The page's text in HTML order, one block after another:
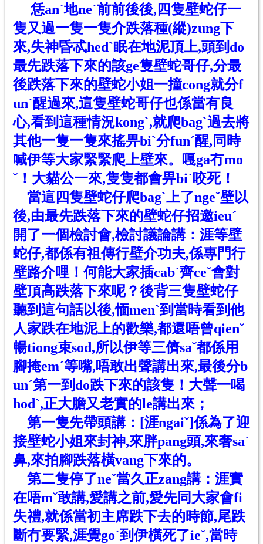
恁anˋ地neˊ前前後後,四隻壁蛇仔一
隻又過一隻一隻介跌落種(縱)zung下
來,失神昏忒hedˋ眠在地泥頂上,頭到do
最先跌落下來的該ge隻壁蛇哥仔,分最
後跌落下來的壁蛇小姐一撞cong就分f
unˊ醒過來,這隻壁蛇哥仔也係當有良
心,看到這種情況kongˋ,就爬bagˋ過去將
其他一隻一隻來搖畀biˋ分funˊ醒,同時
喊伊等大家緊緊爬上壁來。嘎ga冇mo
ˇ！大貓公一來,隻隻都會畀biˋ咬死！
當這四隻壁蛇仔爬bagˋ上了ngeˇ壁以
後,由最先跌落下來的壁蛇仔招邀ieuˊ
開了一個檢討會,檢討議論講：涯等壁
蛇仔,都係有祖傳行壁介功夫,係專門行
壁路介哩！何能大家插cabˋ齊ceˇ會對
壁頂高跌落下來呢？後背三隻壁蛇仔
聽到這句話以後,愐menˋ到當時看到他
人家跌在地泥上的歡樂,都還唔曾qienˇ
暢tiong束sod,所以伊等三儕saˇ都係用
腳掩emˊ等嘴,唔敢出聲講出來,最後分b
unˊ第一到do跌下來的該隻！大聲一喝
hodˋ,正大膽又老實的le講出來；
第一隻先帶頭講：[涯ngaiˇ]係為了迎
接壁蛇小姐來封神,來胖pang頭,來奢saˊ
鼻,來拍腳跌落橫vang下來的。
第二隻停了neˇ當久正zang講：涯實
在唔mˇ敢講,愛講之前,愛先同大家會fi
失禮,就係當初主席跌下去的時節,尾跌
斷冇要緊,涯覺goˋ到伊橫死了ieˇ,當時